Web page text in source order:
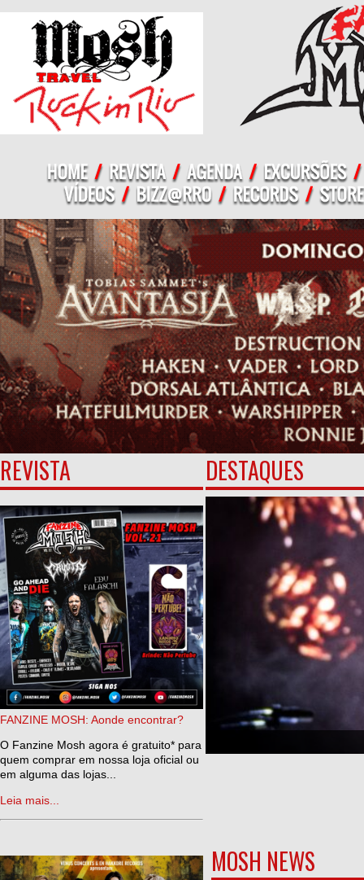
REVISTA
FANZINE MOSH: Aonde encontrar?
O Fanzine Mosh agora é gratuito* para
quem comprar em nossa loja oficial ou
em alguma das lojas...
Leia mais...
DESTAQUES
MOSH NEWS